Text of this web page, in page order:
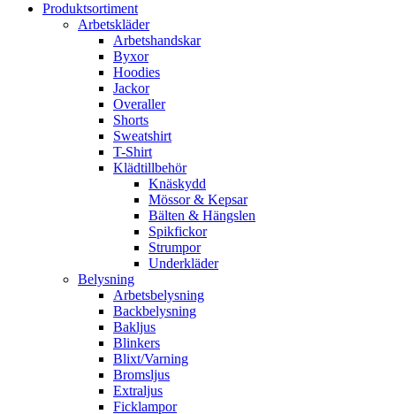
Produktsortiment
Arbetskläder
Arbetshandskar
Byxor
Hoodies
Jackor
Overaller
Shorts
Sweatshirt
T-Shirt
Klädtillbehör
Knäskydd
Mössor & Kepsar
Bälten & Hängslen
Spikfickor
Strumpor
Underkläder
Belysning
Arbetsbelysning
Backbelysning
Bakljus
Blinkers
Blixt/Varning
Bromsljus
Extraljus
Ficklampor